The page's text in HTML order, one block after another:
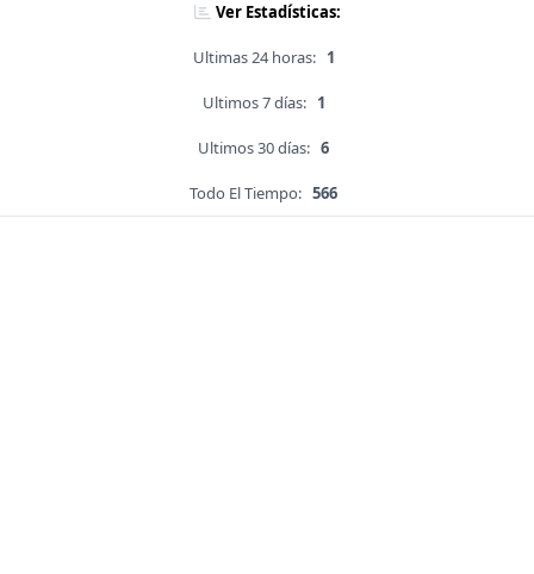
Ver Estadísticas:
Ultimas 24 horas: 1
Ultimos 7 días: 1
Ultimos 30 días: 6
Todo El Tiempo: 566